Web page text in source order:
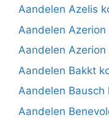
Aandelen Azelis
Aandelen Azerion
Aandelen Azerion
Aandelen Bakkt
Aandelen Bausch
Aandelen